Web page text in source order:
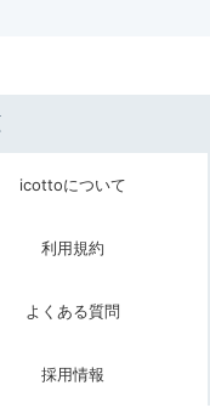
icottoについて
利用規約
よくある質問
採用情報